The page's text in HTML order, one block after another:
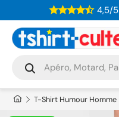
ALLER AU CONTENU
4,5/5
Recherche
Rechercher
T-Shirt Humour Homme